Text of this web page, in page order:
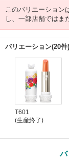
このバリエーション
し、一部店舗ではま
バリエーション(20件)
T601
(生産終了)
バ